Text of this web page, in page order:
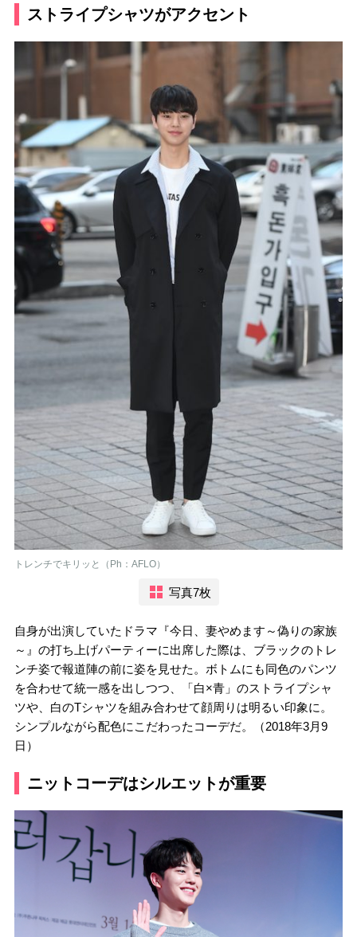
ストライプシャツがアクセント
トレンチでキリッと（Ph：AFLO）
写真7枚
自身が出演していたドラマ『今日、妻やめます～偽りの家族
～』の打ち上げパーティーに出席した際は、ブラックのトレ
ンチ姿で報道陣の前に姿を見せた。ボトムにも同色のパンツ
を合わせて統一感を出しつつ、「白×青」のストライプシャ
ツや、白のTシャツを組み合わせて顔周りは明るい印象に。
シンプルながら配色にこだわったコーデだ。（2018年3月9
日）
ニットコーデはシルエットが重要